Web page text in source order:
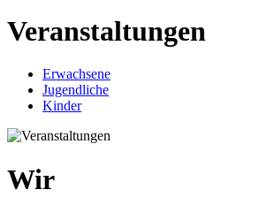
Veranstaltungen
Erwachsene
Jugendliche
Kinder
Wir